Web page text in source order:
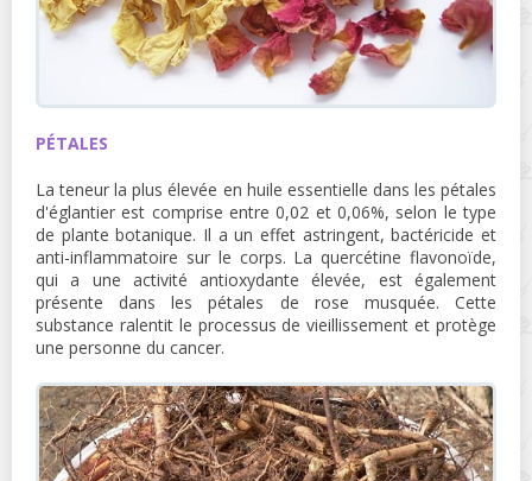
PÉTALES
La teneur la plus élevée en huile essentielle dans les pétales
d'églantier est comprise entre 0,02 et 0,06%, selon le type
de plante botanique. Il a un effet astringent, bactéricide et
anti-inflammatoire sur le corps. La quercétine flavonoïde,
qui a une activité antioxydante élevée, est également
présente dans les pétales de rose musquée. Cette
substance ralentit le processus de vieillissement et protège
une personne du cancer.